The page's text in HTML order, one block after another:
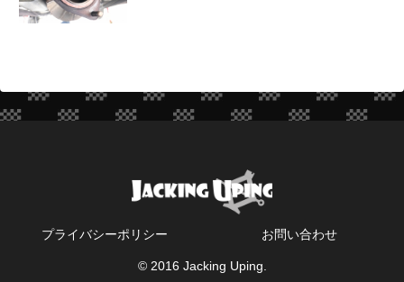
プライバシーポリシー お問い合わせ
© 2016 Jacking Uping.